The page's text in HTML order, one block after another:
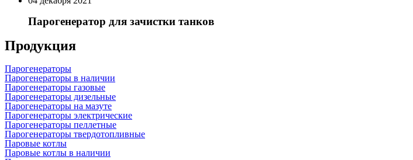
Парогенератор для зачистки танков
Продукция
Парогенераторы
Парогенераторы в наличии
Парогенераторы газовые
Парогенераторы дизельные
Парогенераторы на мазуте
Парогенераторы электрические
Парогенераторы пеллетные
Парогенераторы твердотопливные
Паровые котлы
Паровые котлы в наличии